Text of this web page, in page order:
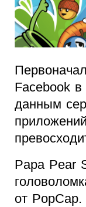
Facebook в
данным
приложений
Papa Pear
от PopCap.